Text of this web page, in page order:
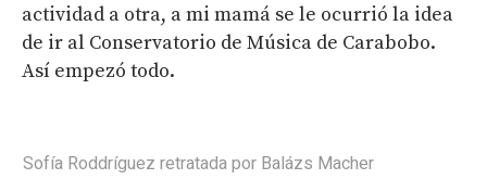
actividad a otra, a mi mamá se le ocurrió la idea
de ir al Conservatorio de Música de Carabobo.
Así empezó todo.
Sofía Roddríguez retratada por Balázs Macher